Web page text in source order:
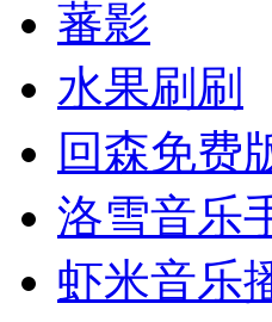
蕃影
水果刷刷
回森免费
洛雪音乐
虾米音乐